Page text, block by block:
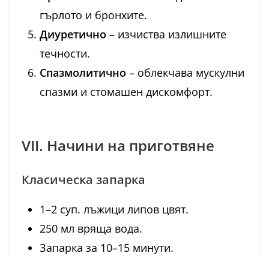
гърлото и бронхите.
Диуретично – изчиства излишните
течности.
Спазмолитично – облекчава мускулни
спазми и стомашен дискомфорт.
VII. Начини на приготвяне
Класическа запарка
1–2 суп. лъжици липов цвят.
250 мл вряща вода.
Запарка за 10–15 минути.